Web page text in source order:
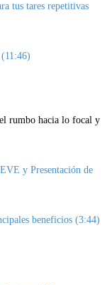
tus tares repetitivas
rumbo hacia lo focal y
y Presentación de
beneficios (3:44)